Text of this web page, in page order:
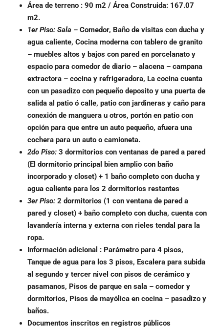
Área de terreno : 90 m2 / Área Construida: 167.07
m2.
1er Piso: Sala – Comedor, Baño de visitas con ducha y
agua caliente, Cocina moderna con tablero de granito
– muebles altos y bajos con pared en porcelanato y
espacio para comedor de diario – alacena – campana
extractora – cocina y refrigeradora, La cocina cuenta
con un pasadizo con pequeño deposito y una puerta de
salida al patio ó calle, patio con jardineras y caño para
conexión de manguera u otros, portón en patio con
opción para que entre un auto pequeño, afuera una
cochera para un auto o camioneta.
2do Piso: 3 dormitorios con ventanas de pared a pared
(El dormitorio principal bien amplio con baño
incorporado y closet) + 1 baño completo con ducha y
agua caliente para los 2 dormitorios restantes
3er Piso: 2 dormitorios (1 con ventana de pared a
pared y closet) + baño completo con ducha, cuenta con
lavandería interna y externa con rieles tendal para la
ropa.
Información adicional : Parámetro para 4 pisos,
Tanque de agua para los 3 pisos, Escalera para subida
al segundo y tercer nivel con pisos de cerámico y
pasamanos, Pisos de parque en sala – comedor y
dormitorios, Pisos de mayólica en cocina – pasadizo y
baños.
Documentos inscritos en registros públicos